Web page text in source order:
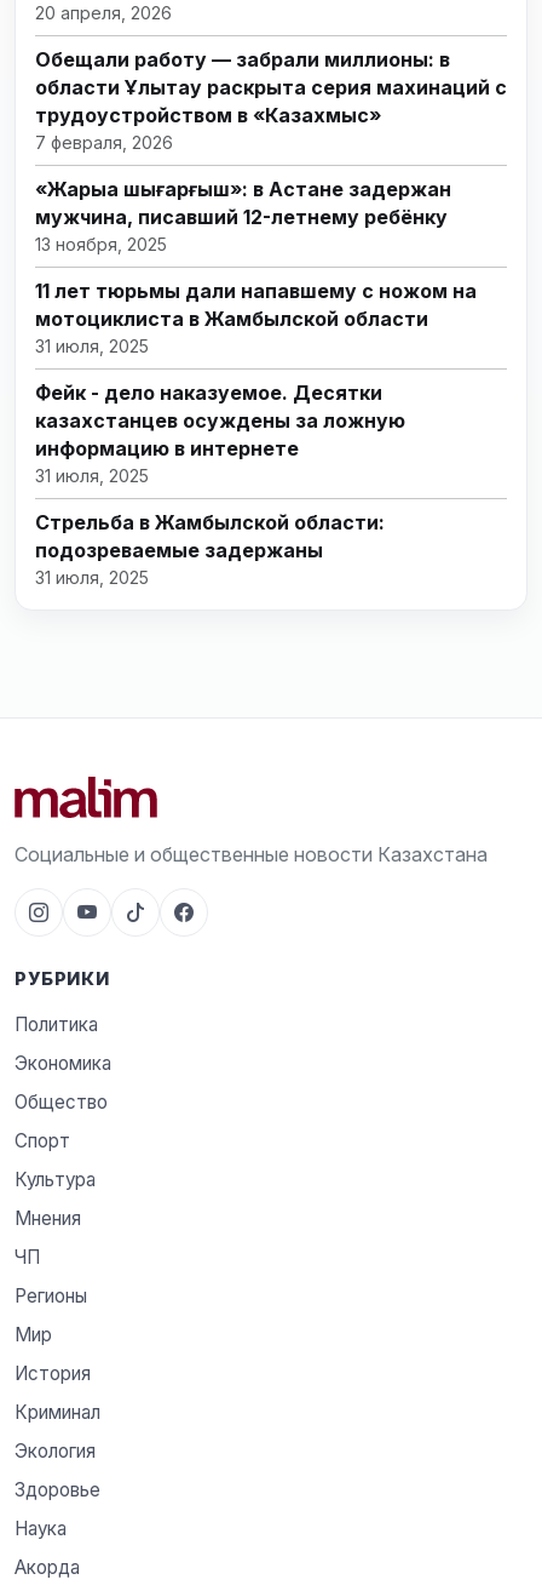
20 апреля, 2026
Обещали работу — забрали миллионы: в
области Ұлытау раскрыта серия махинаций с
трудоустройством в «Казахмыс»
7 февраля, 2026
«Жарыққа шығарғыш»: в Астане задержан
мужчина, писавший 12-летнему ребёнку
13 ноября, 2025
11 лет тюрьмы дали напавшему с ножом на
мотоциклиста в Жамбылской области
31 июля, 2025
Фейк - дело наказуемое. Десятки
казахстанцев осуждены за ложную
информацию в интернете
31 июля, 2025
Стрельба в Жамбылской области:
подозреваемые задержаны
31 июля, 2025
Социальные и общественные новости Казахстана
РУБРИКИ
Политика
Экономика
Общество
Спорт
Культура
Мнения
ЧП
Регионы
Мир
История
Криминал
Экология
Здоровье
Наука
Акорда